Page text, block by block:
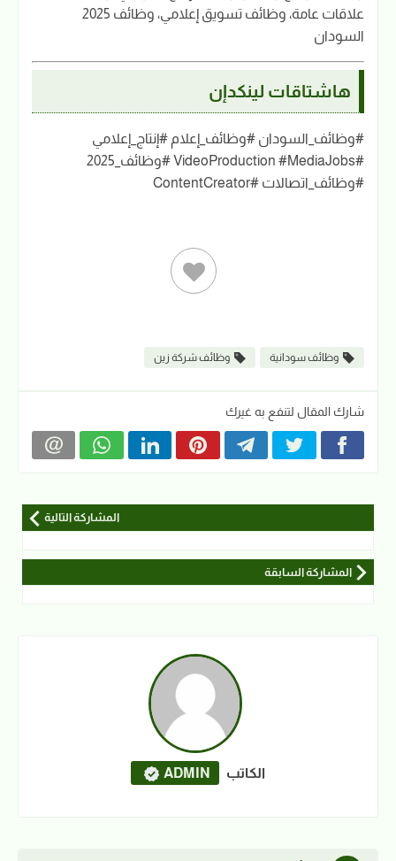
علاقات عامة، وظائف تسويق إعلامي، وظائف 2025
السودان
هاشتاقات لينكدإن
#وظائف_السودان #وظائف_إعلام #إنتاج_إعلامي
#VideoProduction #MediaJobs #وظائف_2025
#وظائف_اتصالات #ContentCreator
وظائف سودانية وظائف شركة زين
شارك المقال لتنفع به غيرك
المشاركة التالية
المشاركة السابقة
الكاتب ADMIN